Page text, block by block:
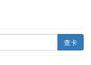
查卡